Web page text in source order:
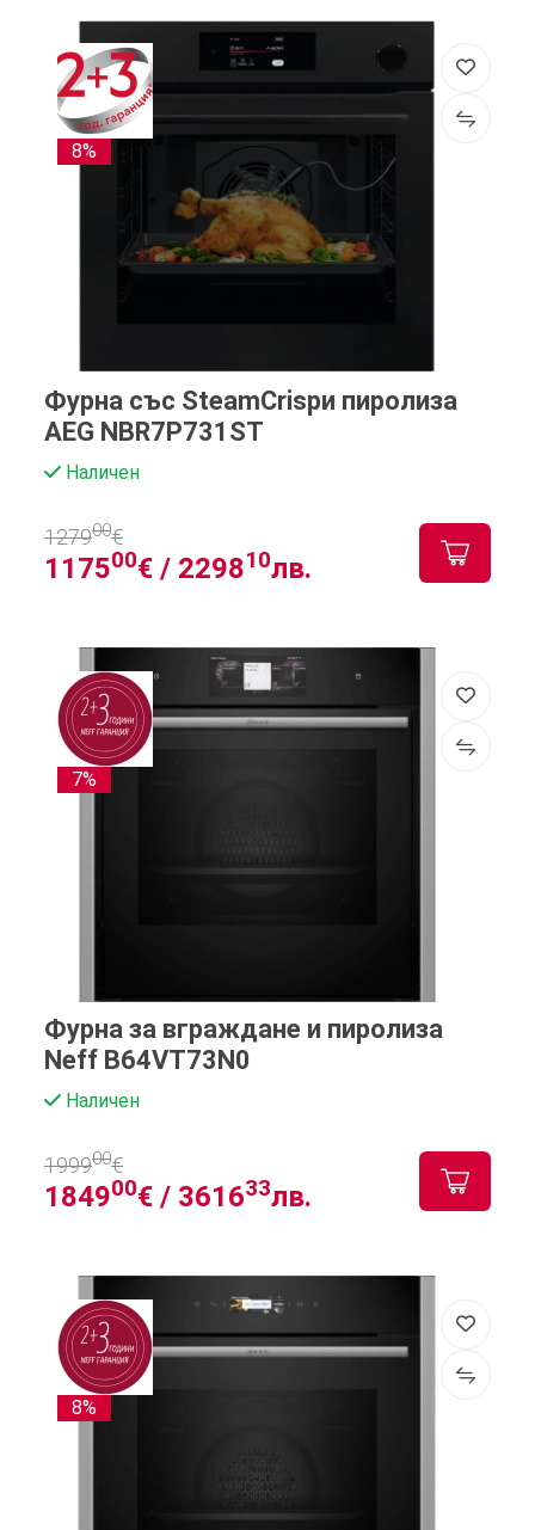
8%
Фурна със SteamCrispи пиролиза
AEG NBR7P731ST
Наличен
117500€ / 229810лв.
127900€
7%
Фурна за вграждане и пиролиза
Neff B64VT73N0
Наличен
184900€ / 361633лв.
199900€
8%